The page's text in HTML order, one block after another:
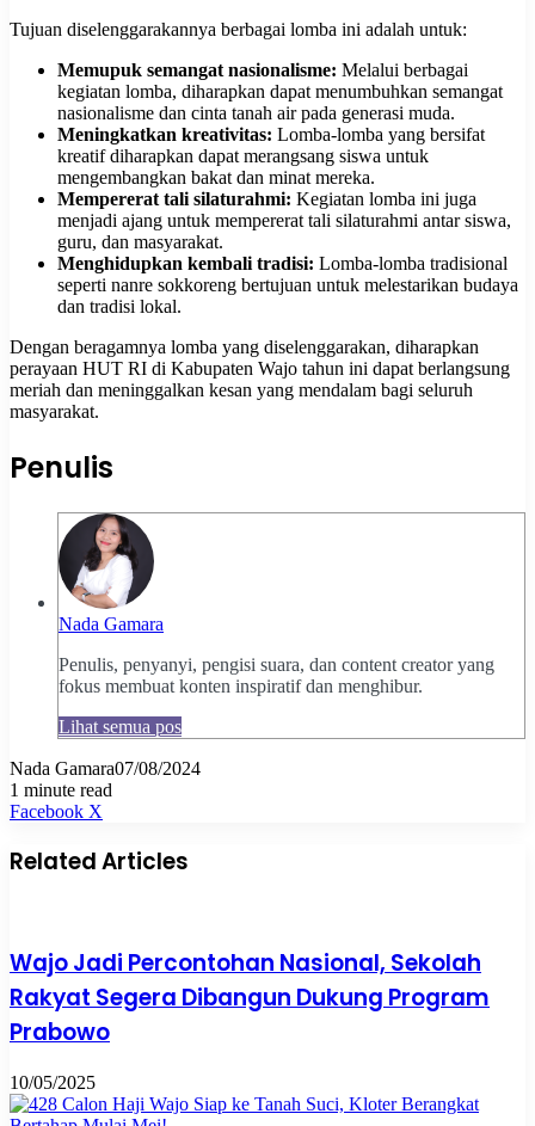
Tujuan diselenggarakannya berbagai lomba ini adalah untuk:
Memupuk semangat nasionalisme: Melalui berbagai
kegiatan lomba, diharapkan dapat menumbuhkan semangat
nasionalisme dan cinta tanah air pada generasi muda.
Meningkatkan kreativitas: Lomba-lomba yang bersifat
kreatif diharapkan dapat merangsang siswa untuk
mengembangkan bakat dan minat mereka.
Mempererat tali silaturahmi: Kegiatan lomba ini juga
menjadi ajang untuk mempererat tali silaturahmi antar siswa,
guru, dan masyarakat.
Menghidupkan kembali tradisi: Lomba-lomba tradisional
seperti nanre sokkoreng bertujuan untuk melestarikan budaya
dan tradisi lokal.
Dengan beragamnya lomba yang diselenggarakan, diharapkan
perayaan HUT RI di Kabupaten Wajo tahun ini dapat berlangsung
meriah dan meninggalkan kesan yang mendalam bagi seluruh
masyarakat.
Penulis
Nada Gamara
Penulis, penyanyi, pengisi suara, dan content creator yang
fokus membuat konten inspiratif dan menghibur.
Lihat semua pos
Nada Gamara07/08/2024
1 minute read
Facebook X
Email
Related Articles
Wajo Jadi Percontohan Nasional, Sekolah
Rakyat Segera Dibangun Dukung Program
Prabowo
10/05/2025